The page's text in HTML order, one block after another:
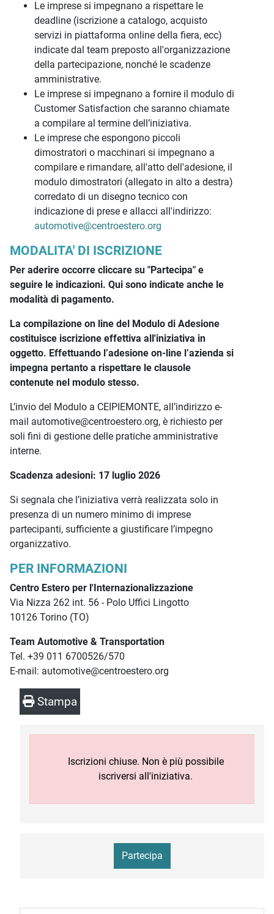
Le imprese si impegnano a rispettare le
deadline (iscrizione a catalogo, acquisto
servizi in piattaforma online della fiera, ecc)
indicate dal team preposto all'organizzazione
della partecipazione, nonché le scadenze
amministrative.
Le imprese si impegnano a fornire il modulo di
Customer Satisfaction che saranno chiamate
a compilare al termine dell’iniziativa.
Le imprese che espongono piccoli
dimostratori o macchinari si impegnano a
compilare e rimandare, all'atto dell'adesione, il
modulo dimostratori (allegato in alto a destra)
corredato di un disegno tecnico con
indicazione di prese e allacci all'indirizzo:
automotive@centroestero.org
MODALITA' DI ISCRIZIONE
Per aderire occorre cliccare su "Partecipa" e
seguire le indicazioni. Qui sono indicate anche le
modalità di pagamento.
La compilazione on line del Modulo di Adesione
costituisce iscrizione effettiva all'iniziativa in
oggetto. Effettuando l’adesione on-line l’azienda si
impegna pertanto a rispettare le clausole
contenute nel modulo stesso.
L’invio del Modulo a CEIPIEMONTE, all’indirizzo e-
mail automotive@centroestero.org, è richiesto per
soli fini di gestione delle pratiche amministrative
interne.
Scadenza adesioni: 17 luglio 2026
Si segnala che l’iniziativa verrà realizzata solo in
presenza di un numero minimo di imprese
partecipanti, sufficiente a giustificare l’impegno
organizzativo.
PER INFORMAZIONI
Centro Estero per l'Internazionalizzazione
Via Nizza 262 int. 56 - Polo Uffici Lingotto
10126 Torino (TO)
Team Automotive & Transportation
Tel. +39 011 6700526/570
E-mail: automotive@centroestero.org
Stampa
Iscrizioni chiuse. Non è più possibile
iscriversi all'iniziativa.
Partecipa